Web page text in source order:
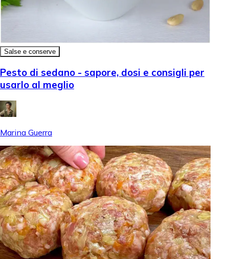
Salse e conserve
Pesto di sedano - sapore, dosi e consigli per
usarlo al meglio
Marina Guerra